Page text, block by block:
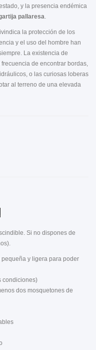
y la presencia endémica
pallaresa.
la protección de los
y el uso del hombre han
La existencia de
de encontrar bordas,
o las curiosas loberas
al terreno de una elevada
Si no dispones de
y ligera para poder
condiciones)
dos mosquetones de